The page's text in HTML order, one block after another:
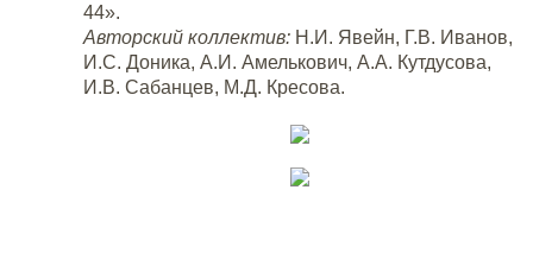
44».
Авторский коллектив: Н.И. Явейн, Г.В. Иванов,
И.С. Доника, А.И. Амелькович, А.А. Кутдусова,
И.В. Сабанцев, М.Д. Кресова.